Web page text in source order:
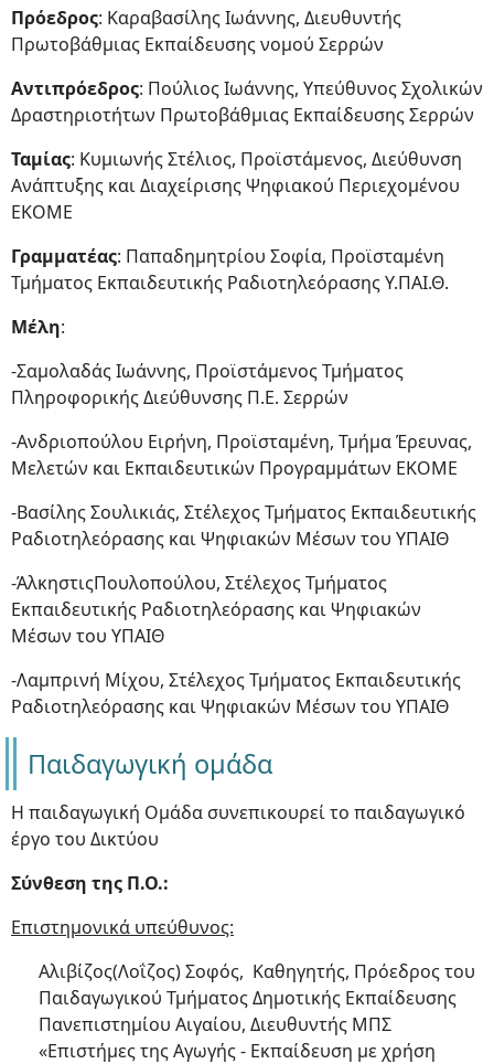
Πρόεδρος: Καραβασίλης Ιωάννης, Διευθυντής
Πρωτοβάθμιας Εκπαίδευσης νομού Σερρών
Αντιπρόεδρος: Πούλιος Ιωάννης, Υπεύθυνος Σχολικών
Δραστηριοτήτων Πρωτοβάθμιας Εκπαίδευσης Σερρών
Ταμίας: Κυμιωνής Στέλιος, Προϊστάμενος, Διεύθυνση
Ανάπτυξης και Διαχείρισης Ψηφιακού Περιεχομένου
ΕΚΟΜΕ
Γραμματέας: Παπαδημητρίου Σοφία, Προϊσταμένη
Τμήματος Εκπαιδευτικής Ραδιοτηλεόρασης Υ.ΠΑΙ.Θ.
Μέλη:
-Σαμολαδάς Ιωάννης, Προϊστάμενος Τμήματος
Πληροφορικής Διεύθυνσης Π.Ε. Σερρών
-Ανδριοπούλου Ειρήνη, Προϊσταμένη, Τμήμα Έρευνας,
Μελετών και Εκπαιδευτικών Προγραμμάτων ΕΚΟΜΕ
-Βασίλης Σουλικιάς, Στέλεχος Τμήματος Εκπαιδευτικής
Ραδιοτηλεόρασης και Ψηφιακών Μέσων του ΥΠΑΙΘ
-ΆλκηστιςΠουλοπούλου, Στέλεχος Τμήματος
Εκπαιδευτικής Ραδιοτηλεόρασης και Ψηφιακών
Μέσων του ΥΠΑΙΘ
-Λαμπρινή Μίχου, Στέλεχος Τμήματος Εκπαιδευτικής
Ραδιοτηλεόρασης και Ψηφιακών Μέσων του ΥΠΑΙΘ
Παιδαγωγική ομάδα
Η παιδαγωγική Ομάδα συνεπικουρεί το παιδαγωγικό
έργο του Δικτύου
Σύνθεση της Π.Ο.:
Επιστημονικά υπεύθυνος:
Αλιβίζος(Λοΐζος) Σοφός, Καθηγητής, Πρόεδρος του
Παιδαγωγικού Τμήματος Δημοτικής Εκπαίδευσης
Πανεπιστημίου Αιγαίου, Διευθυντής ΜΠΣ
«Επιστήμες της Αγωγής - Εκπαίδευση με χρήση